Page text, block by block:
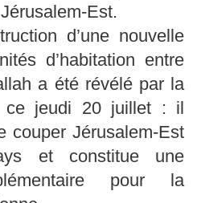
Est.
d’une nouvelle
d’habitation entre
a été révélé par la
ce jeudi 20 juillet : il
couper Jérusalem-Est
et constitue une
pour la